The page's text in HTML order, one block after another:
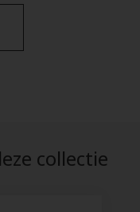
collectie